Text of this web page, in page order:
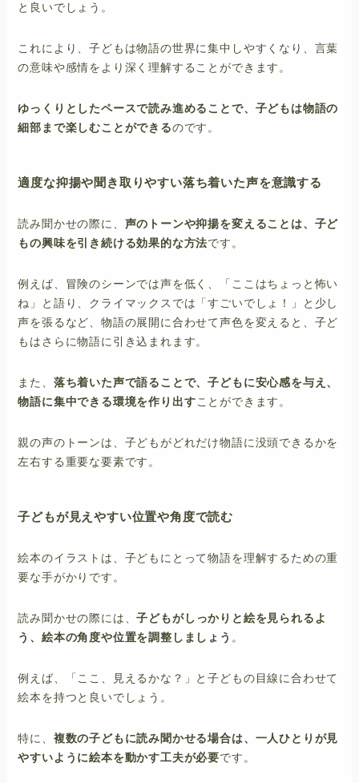
と良いでしょう。
これにより、子どもは物語の世界に集中しやすくなり、言葉
の意味や感情をより深く理解することができます。
ゆっくりとしたペースで読み進めることで、子どもは物語の
細部まで楽しむことができるのです。
適度な抑揚や聞き取りやすい落ち着いた声を意識する
読み聞かせの際に、 声のトーンや抑揚を変えることは、子ど
もの興味を引き続ける効果的な方法です。
例えば、冒険のシーンでは声を低く、「ここはちょっと怖い
ね」と語り、クライマックスでは「すごいでしょ！」と少し
声を張るなど、物語の展開に合わせて声色を変えると、子ど
もはさらに物語に引き込まれます。
また、 落ち着いた声で語ることで、子どもに安心感を与え、
物語に集中できる環境を作り出すことができます。
親の声のトーンは、子どもがどれだけ物語に没頭できるかを
左右する重要な要素です。
子どもが見えやすい位置や角度で読む
絵本のイラストは、子どもにとって物語を理解するための重
要な手がかりです。
読み聞かせの際には、子どもがしっかりと絵を見られるよ
う、絵本の角度や位置を調整しましょう 。
例えば、「ここ、見えるかな？」と子どもの目線に合わせて
絵本を持つと良いでしょう。
特に、 複数の子どもに読み聞かせる場合は、一人ひとりが見
やすいように絵本を動かす工夫が必要です。